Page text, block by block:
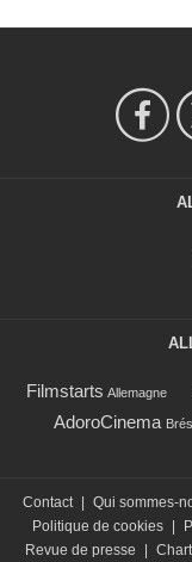
Filmstarts Allemagne
AdoroCinema
Contact Qui sommes-
Politique de cookies
Revue de presse